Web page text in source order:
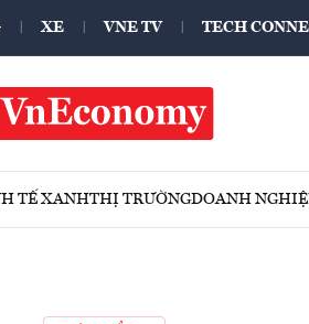
XE VNE TV TECH
TẾ XANHTHỊ TRƯỜNGDOANH